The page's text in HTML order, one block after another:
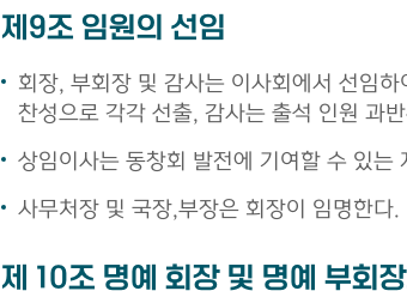
제9조 임원의 선임
회장, 부회장 및 감사는 이사회에서 선임
찬성으로 각각 선출, 감사는 출석 인원 과
상임이사는 동창회 발전에 기여할 수 있는
사무처장 및 국장,부장은 회장이 임명한다.
제 10조 명예 회장 및 명예 부회